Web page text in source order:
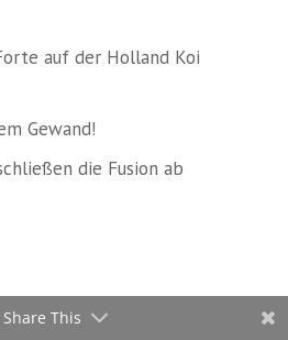
auf der Holland Koi
Gewand!
die Fusion ab
Share This